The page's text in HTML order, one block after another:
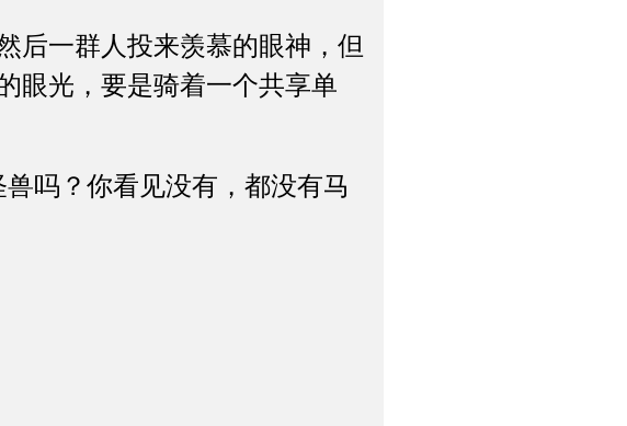
一群人投来羡慕的眼神，但
眼光，要是骑着一个共享单
吗？你看见没有，都没有马